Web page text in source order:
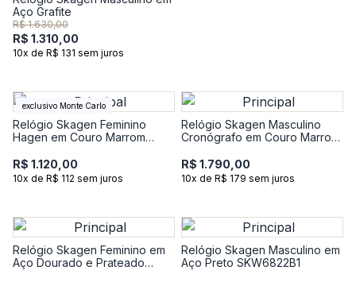
Aço Grafite
R$ 1.630,00
R$ 1.310,00
10x de R$ 131 sem juros
exclusivo Monte Carlo
Relógio Skagen Feminino
Hagen em Couro Marrom
R$ 1.120,00
10x de R$ 112 sem juros
Relógio Skagen Masculino
Cronógrafo em Couro Marrom
R$ 1.790,00
10x de R$ 179 sem juros
Relógio Skagen Feminino em
Aço Dourado e Prateado
Relógio Skagen Masculino em
Aço Preto SKW6822B1